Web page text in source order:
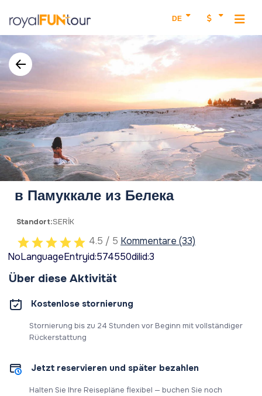
DE
в Памуккале из Белека
Standort:SERİK
4.5 / 5 Kommentare (33)
NoLanguageEntryid:574550dilid:3
Über diese Aktivität
Kostenlose stornierung
Stornierung bis zu 24 Stunden vor Beginn mit vollständiger
Rückerstattung
Jetzt reservieren und später bezahlen
Halten Sie Ihre Reisepläne flexibel — buchen Sie noch